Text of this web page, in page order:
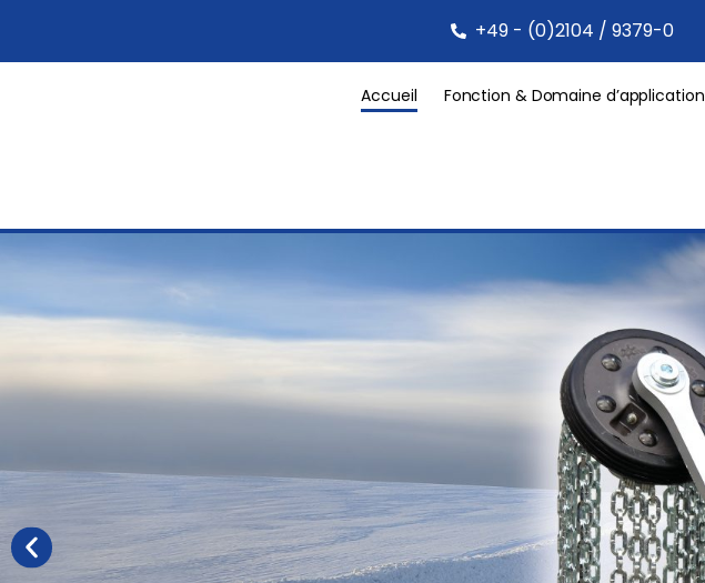
+49 - (0)2104 / 9379-0
Accueil Fonction & Domaine d’application